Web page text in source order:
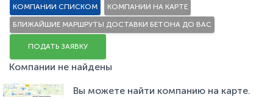
КОМПАНИИ СПИСКОМ КОМПАНИИ НА КАРТЕ
БЛИЖАЙШИЕ МАРШРУТЫ ДОСТАВКИ БЕТОНА ДО ВАС
ПОДАТЬ ЗАЯВКУ
Компании не найдены
Вы можете найти компанию на карте.